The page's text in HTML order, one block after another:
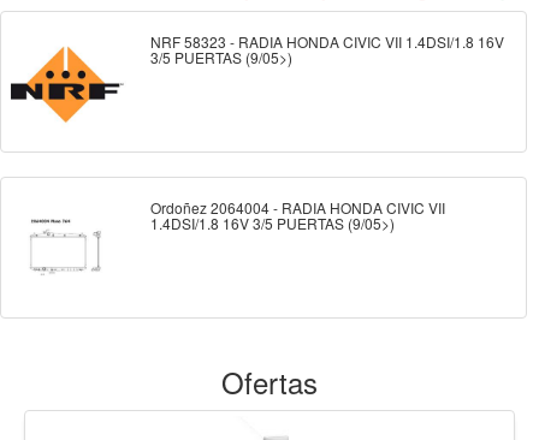
NRF 58323 - RADIA HONDA CIVIC VII 1.4DSI/1.8 16V
3/5 PUERTAS (9/05>)
Ordoñez 2064004 - RADIA HONDA CIVIC VII
1.4DSI/1.8 16V 3/5 PUERTAS (9/05>)
Ofertas